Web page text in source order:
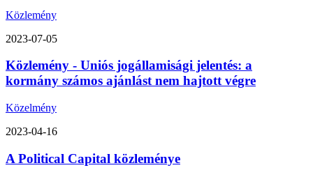
Közlemény
2023-07-05
Közlemény - Uniós jogállamisági jelentés: a
kormány számos ajánlást nem hajtott végre
Közelmény
2023-04-16
A Political Capital közleménye